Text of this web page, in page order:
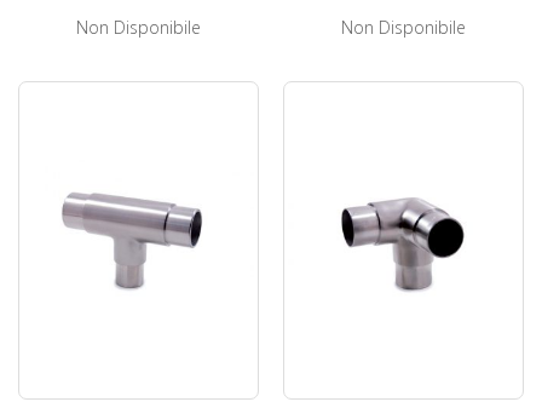
Non Disponibile Non Disponibile